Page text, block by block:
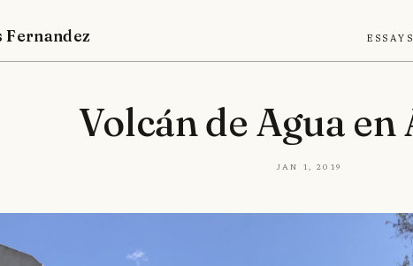
Fernandez
Volcán de Agua en
Jan 1, 2019